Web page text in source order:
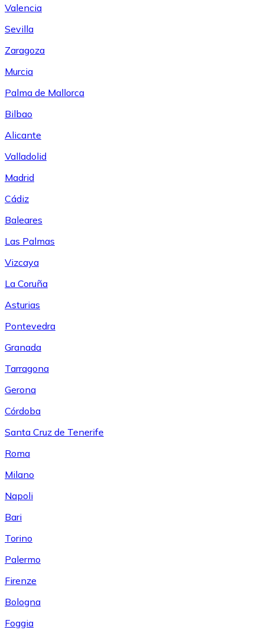
Valencia
Sevilla
Zaragoza
Murcia
Palma de Mallorca
Bilbao
Alicante
Valladolid
Madrid
Cádiz
Baleares
Las Palmas
Vizcaya
La Coruña
Asturias
Pontevedra
Granada
Tarragona
Gerona
Córdoba
Santa Cruz de Tenerife
Roma
Milano
Napoli
Bari
Torino
Palermo
Firenze
Bologna
Foggia